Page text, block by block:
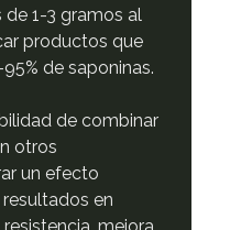
1-3 gramos al
productos que
de saponinas.
de combinar
otros
un efecto
en